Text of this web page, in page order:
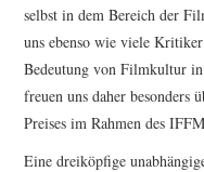
selbst in dem Bereich der
uns ebenso wie viele
Bedeutung von Filmkultur
freuen uns daher besonders
Preises im Rahmen des
Eine dreiköpfige